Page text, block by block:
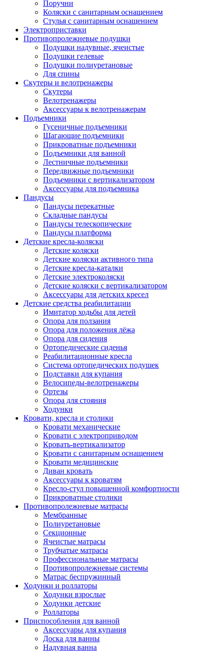
Поручни
Коляски с санитарным оснащением
Стулья с санитарным оснащением
Электроприставки
Противопролежневые подушки
Подушки надувные, ячеистые
Подушки гелевые
Подушки полиуретановые
Для спины
Скутеры и велотренажеры
Скутеры
Велотренажеры
Аксессуары к велотренажерам
Подъемники
Гусеничные подъемники
Шагающие подъемники
Прикроватные подъемники
Подъемники для ванной
Лестничные подъемники
Передвижные подъемники
Подъемники с вертикализатором
Аксессуары для подъемника
Пандусы
Пандусы перекатные
Складные пандусы
Пандусы телескопические
Пандусы платформа
Детские кресла-коляски
Детские коляски
Детские коляски активного типа
Детские кресла-каталки
Детские электроколяски
Детские коляски с вертикализатором
Аксессуары для детских кресел
Детские средства реабилитации
Имитатор ходьбы для детей
Опора для ползания
Опора для положения лёжа
Опора для сидения
Ортопедические сиденья
Реабилитационные кресла
Система ортопедических подушек
Подставки для купания
Велосипеды-велотренажеры
Ортезы
Опора для стояния
Ходунки
Кровати, кресла и столики
Кровати механические
Кровати с электроприводом
Кровать-вертикализатор
Кровати с санитарным оснащением
Кровати медицинские
Диван кровать
Аксессуары к кроватям
Кресло-стул повышенной комфортности
Прикроватные столики
Противопролежневые матрасы
Мембранные
Полиуретановые
Секционные
Ячеистые матрасы
Трубчатые матрасы
Профессиональные матрасы
Противопролежневые системы
Матрас беспружинный
Ходунки и роллаторы
Ходунки взрослые
Ходунки детские
Роллаторы
Приспособления для ванной
Аксессуары для купания
Доска для ванны
Надувная ванна